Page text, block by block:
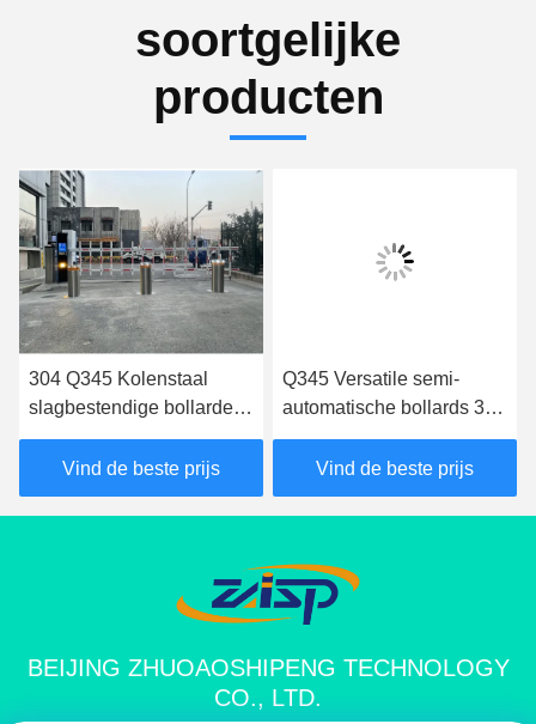
soortgelijke
producten
304 Q345 Kolenstaal
slagbestendige bollarden
Anti Ram Raid bollarden
Vind de beste prijs
Q345 Versatile semi-
automatische bollards 325
mm Diameter Gemakkelijk
te bedienen
Vind de beste prijs
BEIJING ZHUOAOSHIPENG TECHNOLOGY
CO., LTD.